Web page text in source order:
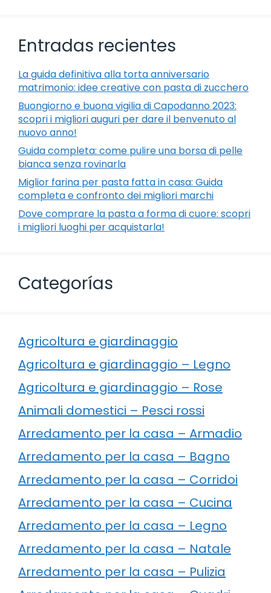
Entradas recientes
La guida definitiva alla torta anniversario
matrimonio: idee creative con pasta di zucchero
Buongiorno e buona vigilia di Capodanno 2023:
scopri i migliori auguri per dare il benvenuto al
nuovo anno!
Guida completa: come pulire una borsa di pelle
bianca senza rovinarla
Miglior farina per pasta fatta in casa: Guida
completa e confronto dei migliori marchi
Dove comprare la pasta a forma di cuore: scopri
i migliori luoghi per acquistarla!
Categorías
Agricoltura e giardinaggio
Agricoltura e giardinaggio – Legno
Agricoltura e giardinaggio – Rose
Animali domestici – Pesci rossi
Arredamento per la casa – Armadio
Arredamento per la casa – Bagno
Arredamento per la casa – Corridoi
Arredamento per la casa – Cucina
Arredamento per la casa – Legno
Arredamento per la casa – Natale
Arredamento per la casa – Pulizia